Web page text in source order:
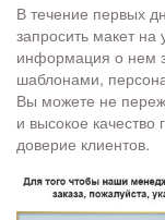
В течение первых
запросить макет на
информация о нем
шаблонами,
Вы можете не
и высокое
доверие клиентов.